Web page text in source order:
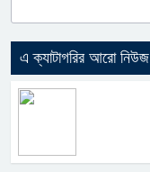
এ ক্যাটাগরির আরো নিউজ